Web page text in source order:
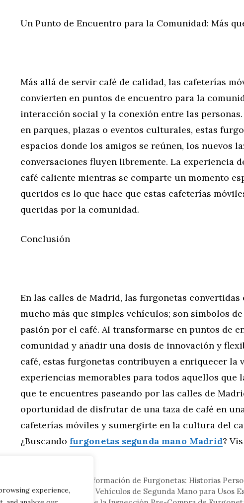
experience,
Un Punto de Encuentro para la Comunidad: Más
Más allá de servir café de calidad, las cafeterías
convierten en puntos de encuentro para la
interacción social y la conexión entre las personas.
en parques, plazas o eventos culturales, estas
espacios donde los amigos se reúnen, los nuevos
conversaciones fluyen libremente. La experiencia
café caliente mientras se comparte un momento
queridos es lo que hace que estas cafeterías
queridas por la comunidad.
Conclusión
En las calles de Madrid, las furgonetas
mucho más que simples vehículos; son símbolos
pasión por el café. Al transformarse en puntos de
comunidad y añadir una dosis de innovación y
café, estas furgonetas contribuyen a enriquecer la
experiencias memorables para todos aquellos que
que te encuentres paseando por las calles de
oportunidad de disfrutar de una taza de café en
cafeterías móviles y sumergirte en la cultura del
¿Buscando furgonetas segunda mano Madrid?
Relatos de Transformación de Furgonetas: Historias
que Han Convertido Vehículos de Segunda Mano para Usos